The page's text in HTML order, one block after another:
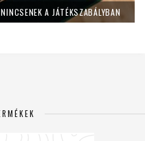
A JÁTÉKSZABÁLYBAN